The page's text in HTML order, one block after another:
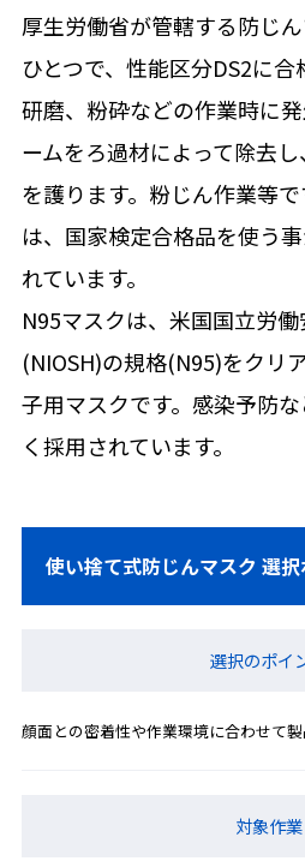
厚生労働省が管轄する防じ
ひとつで、性能区分DS2に合
研磨、粉砕などの作業時に
ームをろ過材によって除去
を護ります。粉じん作業等
は、国家検定合格品を使う
れています。
N95マスクは、米国国立労
(NIOSH)の規格(N95)をクリ
子用マスクです。感染予防
く採用されています。
使い捨て式防じんマスク 選択
選択のポイ
顔面との密着性や作業環境に合わせて製
対象作業